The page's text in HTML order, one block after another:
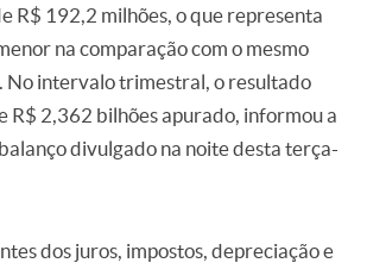
R$ 192,2 milhões, o que representa
na comparação com o mesmo
No intervalo trimestral, o resultado
R$ 2,362 bilhões apurado, informou a
divulgado na noite desta terça-
dos juros, impostos, depreciação e